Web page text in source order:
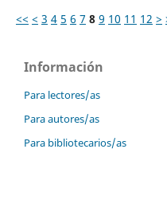
<< < 3 4 5 6 7 8 9 10 11 12 >
Información
Para lectores/as
Para autores/as
Para bibliotecarios/as